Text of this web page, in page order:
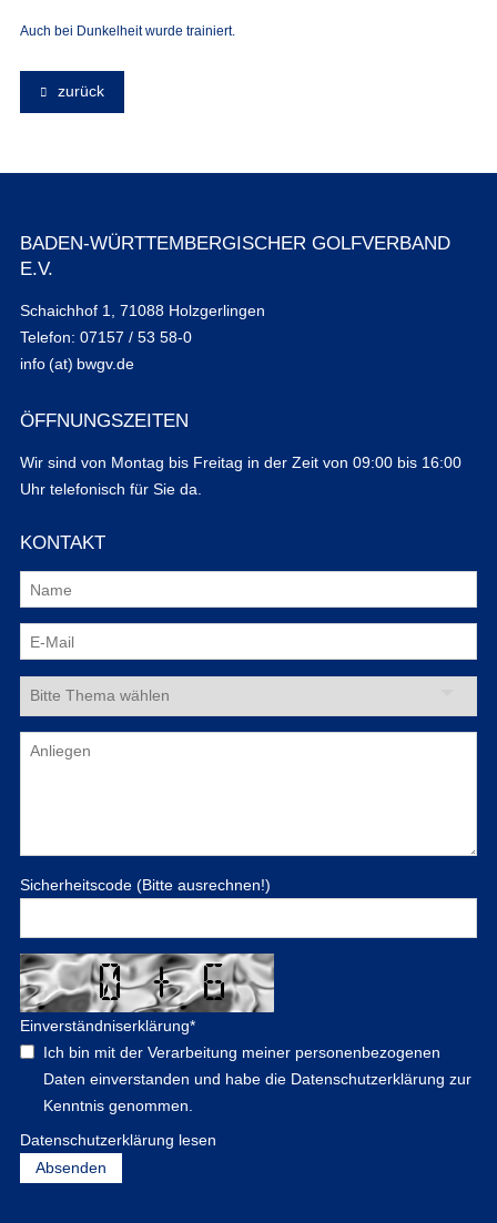
Auch bei Dunkelheit wurde trainiert.
zurück
BADEN-WÜRTTEMBERGISCHER GOLFVERBAND
E.V.
Schaichhof 1, 71088 Holzgerlingen
Telefon: 07157 / 53 58-0
info (at) bwgv.de
ÖFFNUNGSZEITEN
Wir sind von Montag bis Freitag in der Zeit von 09:00 bis 16:00
Uhr telefonisch für Sie da.
KONTAKT
Sicherheitscode (Bitte ausrechnen!)
Einverständniserklärung*
Ich bin mit der Verarbeitung meiner personenbezogenen
Daten einverstanden und habe die Datenschutzerklärung zur
Kenntnis genommen.
Datenschutzerklärung lesen